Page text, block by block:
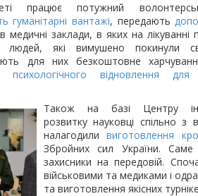
працює потужний
гуманітарні вантажі, передають
в медичні заклади, в яких на лікуванні
людей, які вимушено покинули
для них безкоштовне
зпсихологічного відновлення для
Також на базі Центру
розвитку науковці спільно з
налагодиливиготовлення
Збройних сил України.
захисники на передовій.
військовими та медиками і
та виготовлення якісних